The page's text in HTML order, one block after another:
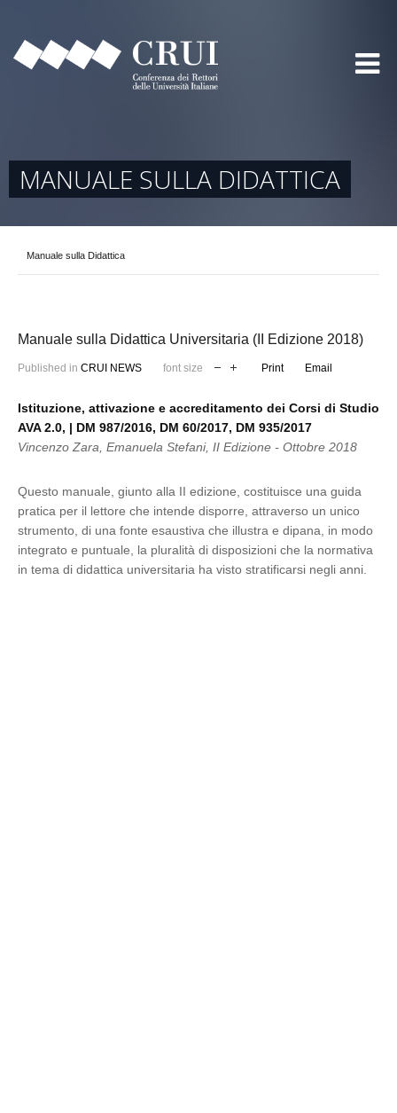
MANUALE SULLA DIDATTICA
Manuale sulla Didattica
Manuale sulla Didattica Universitaria (II Edizione 2018)
Published in CRUI NEWS font size Print Email
Istituzione, attivazione e accreditamento dei Corsi di Studio
AVA 2.0, | DM 987/2016, DM 60/2017, DM 935/2017
Vincenzo Zara, Emanuela Stefani, II Edizione - Ottobre 2018
Questo manuale, giunto alla II edizione, costituisce una guida
pratica per il lettore che intende disporre, attraverso un unico
strumento, di una fonte esaustiva che illustra e dipana, in modo
integrato e puntuale, la pluralità di disposizioni che la normativa
in tema di didattica universitaria ha visto stratificarsi negli anni.